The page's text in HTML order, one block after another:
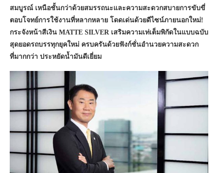
สมบูรณ์ เหนือชั้นกว่าด้วยสมรรถนะและความสะดวกสบายการขับขี่
ตอบโจทย์การใช้งานที่หลากหลาย โดดเด่นด้วยดีไซน์ภายนอกใหม่!
กระจังหน้าสีเงิน MATTE SILVER เสริมความเท่เต็มพิกัดในแบบฉบับ
สุดยอดรถบรรทุกยุคใหม่ ครบครันด้วยฟังก์ชั่นอำนวยความสะดวก
ที่มากกว่า ประหยัดน้ำมันดีเยี่ยม